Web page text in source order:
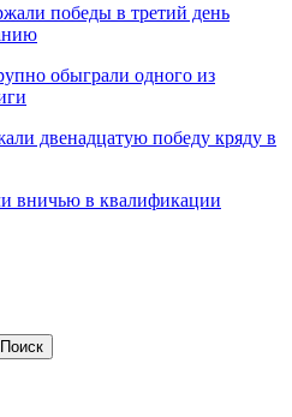
победы в третий день
обыграли одного из
двенадцатую победу кряду в
вничью в квалификации